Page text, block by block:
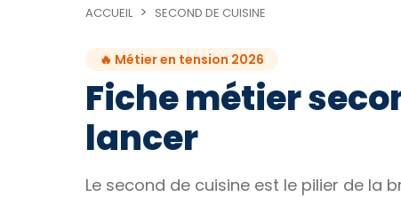
ACCUEIL SECOND DE CUISINE
🔥 Métier en tension 2026
Fiche métier
lancer
Le second de cuisine est le pilier de la